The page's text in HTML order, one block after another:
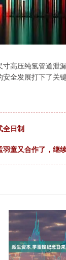
高压纯氢管道泄
全发展打下了关
全日制
童又合作了，继